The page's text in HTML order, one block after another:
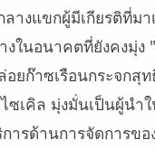
างแขกผู้มีเกียรติที่ม
งในอนาคตที่ยังคงมุ่
อยก๊าซเรือนกระจกสุ
ซเคิล มุ่งมั่นเป็นผู้นำ
ารด้านการจัดการขอ